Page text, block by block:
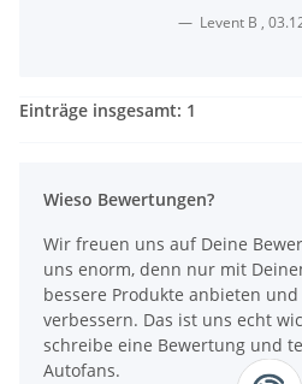
Wieso Bewertungen?
Wir freuen uns auf Deine
uns enorm, denn nur mit
bessere Produkte anbieten und
verbessern. Das ist uns echt
schreibe eine Bewertung und
Autofans.
Levent B ,
Einträge insgesamt: 1